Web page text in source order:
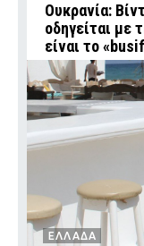
Ουκρανία:
οδηγείται με
είναι το
ΕΛΛΑΔΑ